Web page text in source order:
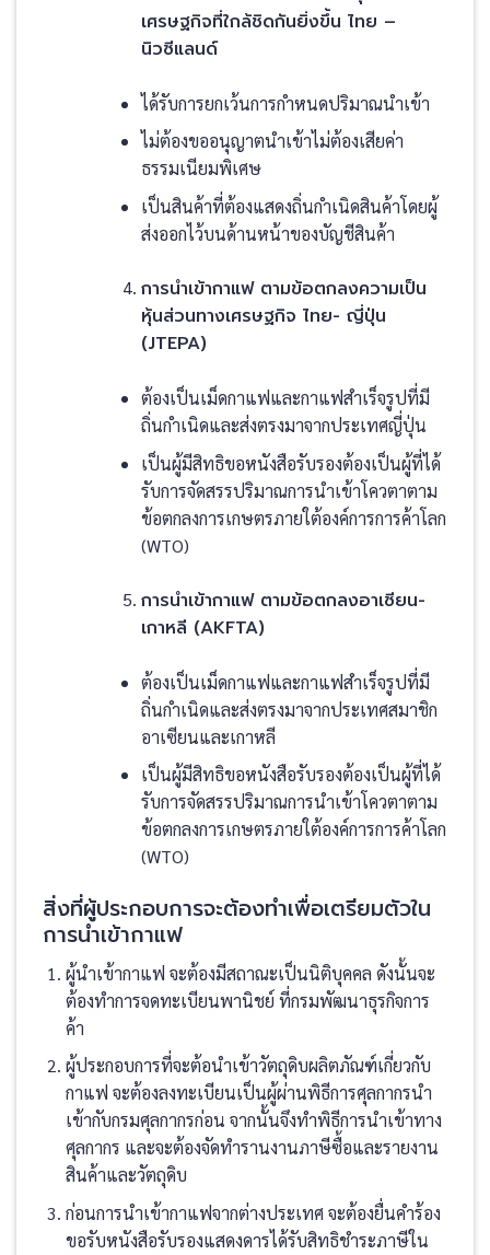
เศรษฐกิจที่ใกล้ชิดกันยิ่งขึ้น ไทย –
นิวซีแลนด์
ได้รับการยกเว้นการกำหนดปริมาณนำเข้า
ไม่ต้องขออนุญาตนำเข้าไม่ต้องเสียค่า
ธรรมเนียมพิเศษ
เป็นสินค้าที่ต้องแสดงถิ่นกำเนิดสินค้าโดยผู้
ส่งออกไว้บนด้านหน้าของบัญชีสินค้า
การนำเข้ากาแฟ ตามข้อตกลงความเป็น
หุ้นส่วนทางเศรษฐกิจ ไทย- ญี่ปุ่น
(JTEPA)
ต้องเป็นเม็ดกาแฟและกาแฟสำเร็จรูปที่มี
ถิ่นกำเนิดและส่งตรงมาจากประเทศญี่ปุ่น
เป็นผู้มีสิทธิขอหนังสือรับรองต้องเป็นผู้ที่ได้
รับการจัดสรรปริมาณการนำเข้าโควตาตาม
ข้อตกลงการเกษตรภายใต้องค์การการค้าโลก
(WTO)
การนำเข้ากาแฟ ตามข้อตกลงอาเซียน-
เกาหลี (AKFTA)
ต้องเป็นเม็ดกาแฟและกาแฟสำเร็จรูปที่มี
ถิ่นกำเนิดและส่งตรงมาจากประเทศสมาชิก
อาเซียนและเกาหลี
เป็นผู้มีสิทธิขอหนังสือรับรองต้องเป็นผู้ที่ได้
รับการจัดสรรปริมาณการนำเข้าโควตาตาม
ข้อตกลงการเกษตรภายใต้องค์การการค้าโลก
(WTO)
สิ่งที่ผู้ประกอบการจะต้องทำเพื่อเตรียมตัวใน
การนำเข้ากาแฟ
ผู้นำเข้ากาแฟ จะต้องมีสถาณะเป็นนิติบุคคล ดังนั้นจะ
ต้องทำการจดทะเบียนพานิชย์ ที่กรมพัฒนาธุรกิจการ
ค้า
ผู้ประกอบการที่จะต้อนำเข้าวัตถุดิบผลิตภัณฑ์เกี่ยวกับ
กาแฟ จะต้องลงทะเบียนเป็นผู้ผ่านพิธีการศุลกากรนำ
เข้ากับกรมศุลกากรก่อน จากนั้นจึงทำพิธีการนำเข้าทาง
ศุลกากร และจะต้องจัดทำรานงานภาษีซื้อและรายงาน
สินค้าและวัตถุดิบ
ก่อนการนำเข้ากาแฟจากต่างประเทศ จะต้องยื่นคำร้อง
ขอรับหนังสือรับรองแสดงดารได้รับสิทธิชำระภาษีใน